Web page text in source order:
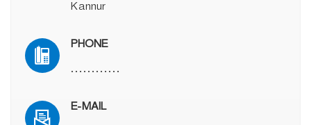
Kannur
PHONE
…………
E-MAIL